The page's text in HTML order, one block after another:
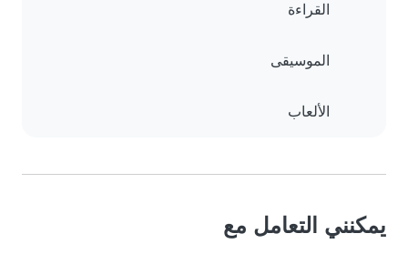
القراءة
الموسيقى
الألعاب
يمكنني التعامل مع